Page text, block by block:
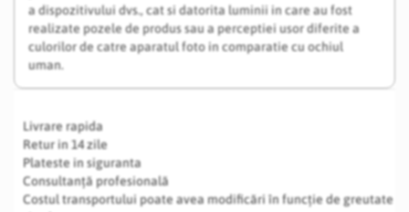
a dispozitivului dvs., cat si datorita luminii in care au fost
realizate pozele de produs sau a perceptiei usor diferite a
culorilor de catre aparatul foto in comparatie cu ochiul
uman.
Livrare rapida
Retur in 14 zile
Plateste in siguranta
Consultanță profesională
Costul transportului poate avea modificări în funcție de greutate